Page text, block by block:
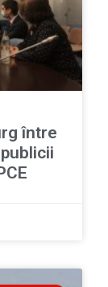
între